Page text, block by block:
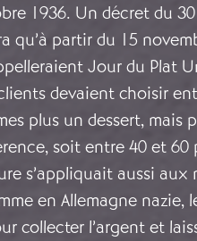
1936. Un décret du
qu’à partir du 15
Jour du Plat
devaient choisir
plus un dessert, mais
soit entre 40 et 60
s’appliquait aussi aux
en Allemagne nazie,
collecter l’argent et